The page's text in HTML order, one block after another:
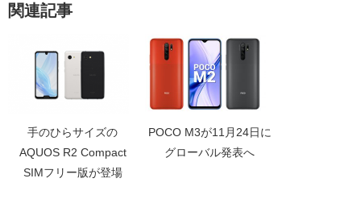
関連記事
手のひらサイズの
AQUOS R2 Compact
SIMフリー版が登場
POCO M3が11月24日に
グローバル発表へ